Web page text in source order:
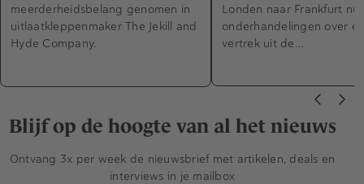
meerderheidsbelang genomen in
uitlaatkleppenmaker The Jekill and
Hyde Company.
Londen naar Frankfurt nu
onderhandelingen over
vertrek uit de…
Blijf op de hoogte van al het nieuws
Ontvang 3x per week de nieuwsbrief met artikelen, deals en
interviews in je mailbox